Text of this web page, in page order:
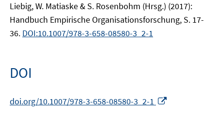
Liebig, W. Matiaske & S. Rosenbohm (Hrsg.) (2017):
Handbuch Empirische Organisationsforschung, S. 17-
36. DOI:10.1007/978-3-658-08580-3_2-1
DOI
doi.org/10.1007/978-3-658-08580-3_2-1